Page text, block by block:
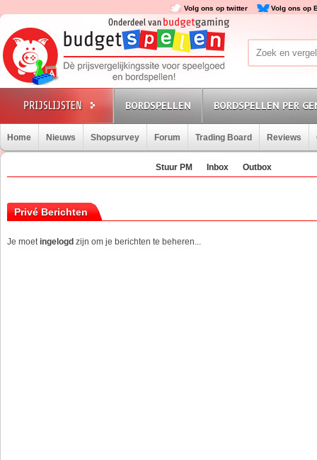
Volg ons op twitter Volg ons op
BORDSPELLEN BORDSPELLEN PER
Home Nieuws Shopsurvey Forum Trading Board Reviews
Stuur PM Inbox Outbox
Privé Berichten
Je moetingelogd zijn om je berichten te beheren...